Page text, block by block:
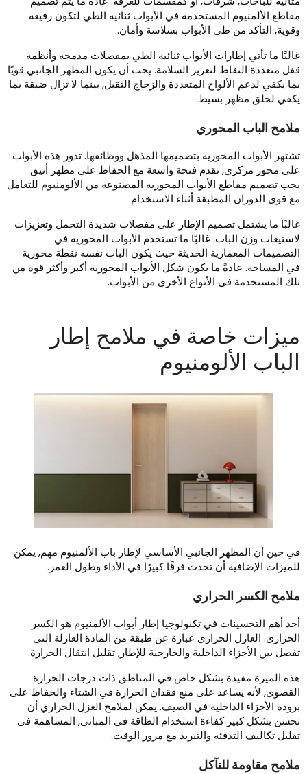
الألمنيوم المستخدمة في الأبواب ثنائية الطي لتكون رفيعة
التأكد من طي الأبواب بسلاسة وأمان.
ما تأتي إطارات الأبواب ثنائية الطي بمفصلات مدمجة وأنظمة
متعددة النقاط لتعزيز السلامة. يجب أن يكون المظهر الجانبي قويًا
يكفي لدعم الألواح المتعددة والزجاج الثقيل, بينما لا تزال ضيقة بما
لخلق مظهر بسيط.
الباب المحوري
الأبواب المحورية بتصميمها المذهل ووظائفها. تدور هذه الأبواب
محور مركزي, تقدم فتحة واسعة مع الحفاظ على مظهر أنيق.
تصميم مقاطع الأبواب المحورية المصنوعة من الألومنيوم للتعامل
قوى الدوران المطبقة أثناء الاستخدام.
ما يشتمل تصميم الإطار على مفصلات شديدة التحمل وتعزيزات
وزن الباب. غالبًا ما تستخدم الأبواب المحورية في
المعمارية الحديثة حيث يكون الباب نفسه نقطة محورية
المساحة. عادةً ما يكون شكل الأبواب المحورية أكبر وأكثر قوة من
المستخدمة في الأنواع الأخرى من الأبواب.
خاصة في ملامح إطار
الألومنيوم
حين أن المظهر الجانبي الأساسي لإطار باب الألمنيوم مهم, يمكن
الإضافية أن تحدث فرقًا كبيرًا في الأداء وطول العمر.
الكسر الحراري
أهم التحسينات في تكنولوجيا إطار أبواب الألمنيوم هو الكسر
العازل الحراري عبارة عن طبقة من المادة العازلة التي
بين الأجزاء الداخلية والخارجية للإطار, تقليل انتقال الحرارة.
الميزة مفيدة بشكل خاص في المناطق ذات درجات الحرارة
لأنه يساعد على منع فقدان الحرارة في الشتاء والحفاظ على
الأجزاء الداخلية في الصيف. يمكن لملامح العزل الحراري أن
بشكل كبير كفاءة استخدام الطاقة في المباني, المساهمة في
تكاليف التدفئة والتبريد مع مرور الوقت.
مقاومة للتآكل